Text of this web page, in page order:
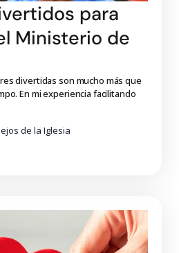
para
Ministerio de
divertidas son mucho más que
En mi experiencia facilitando
de la Iglesia